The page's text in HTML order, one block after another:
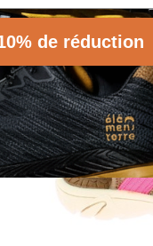
de réduction